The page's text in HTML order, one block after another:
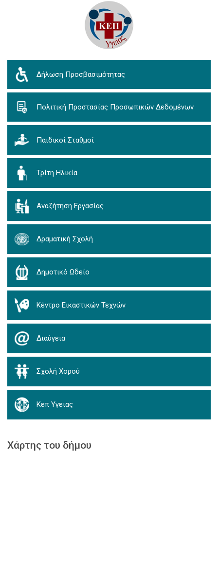
Δήλωση Προσβασιμότητας
Πολιτική Προστασίας Προσωπικών Δεδομένων
Παιδικοί Σταθμοί
Τρίτη Ηλικία
Αναζήτηση Εργασίας
Δραματική Σχολή
Δημοτικό Ωδείο
Κέντρο Εικαστικών Τεχνών
Διαύγεια
Σχολή Χορού
Κεπ Υγειας
Χάρτης του δήμου